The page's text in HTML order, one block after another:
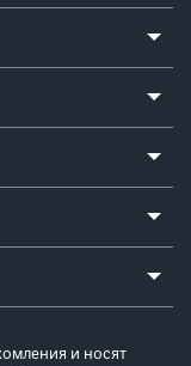
и носят